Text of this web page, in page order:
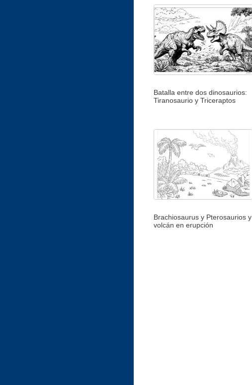
Batalla entre dos dinosaurios:
Tiranosaurio y Triceraptos
Brachiosaurus y Pterosaurios y
volcán en erupción